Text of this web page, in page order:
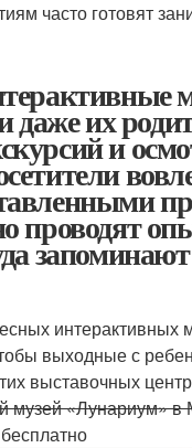
часто готовят
даже их
и
проводят
интерактивных
выходные с
выставочных
музей «Лунариум» в